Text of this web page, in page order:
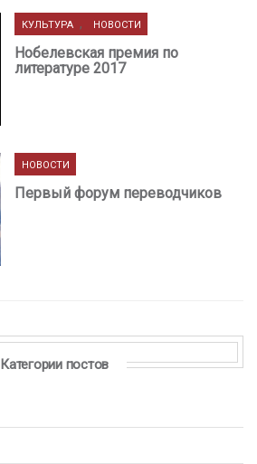
КУЛЬТУРА , НОВОСТИ
Нобелевская премия по
литературе 2017
НОВОСТИ
Первый форум переводчиков
Категории постов